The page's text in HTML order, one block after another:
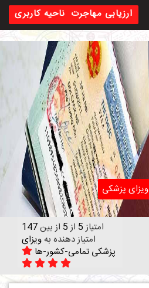
ناحیه کاربری ارزیابی مهاجرت
ویزای پزشکی
امتیاز5 از5 از بین147
امتیاز دهنده به ویزای
پزشکی تمامی-کشور-ها